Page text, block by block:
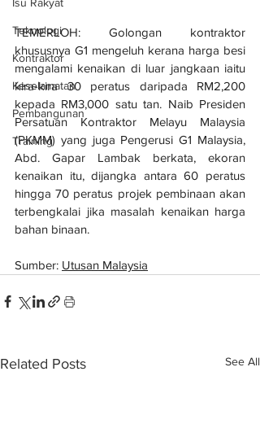
Teknologi
Kontraktor
Keselamatan
Pembangunan
Training
TEMERLOH: Golongan kontraktor
khususnya G1 mengeluh kerana harga besi
mengalami kenaikan di luar jangkaan iaitu
kira-kira 30 peratus daripada RM2,200
kepada RM3,000 satu tan. Naib Presiden
Persatuan Kontraktor Melayu Malaysia
(PKMM) yang juga Pengerusi G1 Malaysia,
Abd. Gapar Lambak berkata, ekoran
kenaikan itu, dijangka antara 60 peratus
hingga 70 peratus projek pembinaan akan
terbengkalai jika masalah kenaikan harga
bahan binaan.
Sumber: Utusan Malaysia
Related Posts See All